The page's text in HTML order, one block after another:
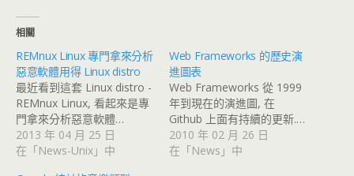
相關
REMnux Linux 專門拿來分析
惡意軟體用得 Linux distro
最近看到這套 Linux distro -
REMnux Linux, 看起來是專
門拿來分析惡意軟體…
2013 年 04 月 25 日
在「News-Unix」中
Web Frameworks 的歷史演
進圖表
Web Frameworks 從 1999
年到現在的演進圖, 在
Github 上面有持續的更新.…
2010 年 02 月 26 日
在「News」中